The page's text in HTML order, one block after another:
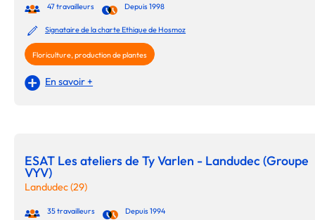
47 travailleurs Depuis 1998
Signataire de la charte Ethique de Hosmoz
Floriculture, production de plantes
En savoir +
ESAT Les ateliers de Ty Varlen - Landudec (Groupe
VYV)
Landudec (29)
35 travailleurs Depuis 1994